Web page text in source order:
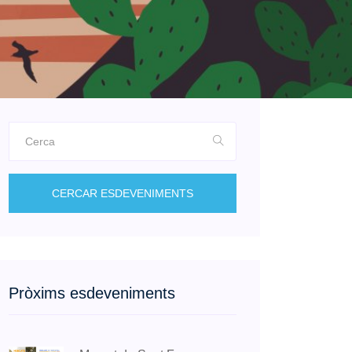
CERCAR ESDEVENIMENTS
Pròxims esdeveniments